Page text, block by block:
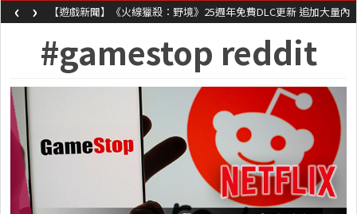
【遊戲新聞】《火線獵殺：野境》25週年免費DLC更新 追加大量內
容同時系舊作限時超平價折扣
‹ ›
#gamestop reddit